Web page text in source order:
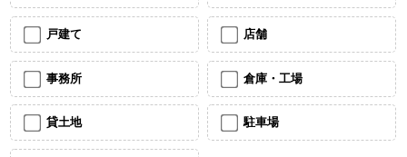
戸建て 店舗
事務所 倉庫・工場
貸土地 駐車場